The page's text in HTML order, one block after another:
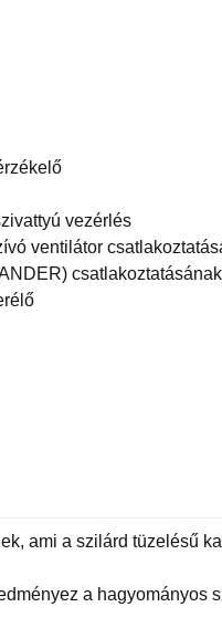
vezérlés
ventilátor
ami a szilárd tüzelésű
a